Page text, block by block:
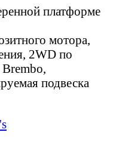
платформе
мотора,
2WD по
Brembo,
подвеска